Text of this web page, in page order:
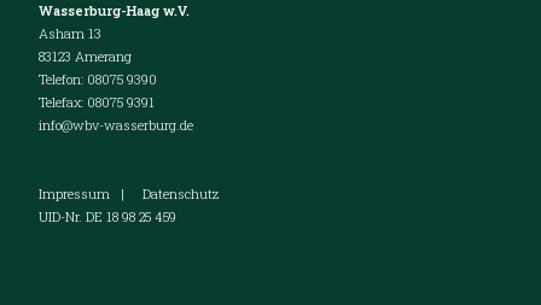
Wasserburg-Haag w.V.
Asham 13
83123 Amerang
Telefon: 08075 9390
Telefax: 08075 9391
info@wbv-wasserburg.de
Impressum | Datenschutz
UID-Nr. DE 18 98 25 459